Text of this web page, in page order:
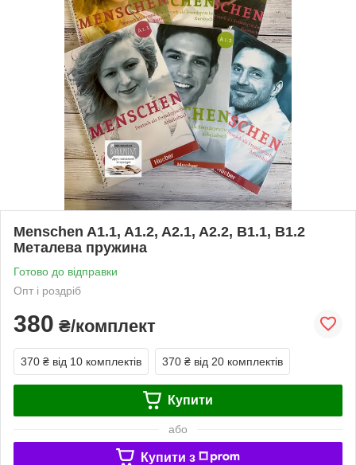
Menschen A1.1, A1.2, A2.1, A2.2, B1.1, B1.2
Металева пружина
Готово до відправки
Опт і роздріб
380 ₴/комплект
370 ₴ від 10 комплектів 370 ₴ від 20 комплектів
Купити
або
Купити з